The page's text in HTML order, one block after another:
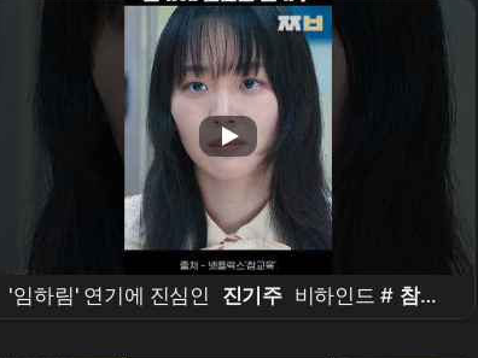
'임하림' 연기에 진심인 진기주 비하인드 # 참교
육